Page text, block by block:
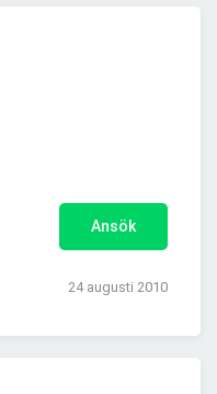
Ansök
24 augusti 2010